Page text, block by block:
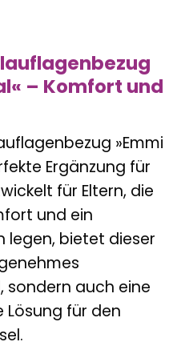
– Komfort und
»Emmi
Ergänzung für
für Eltern, die
und ein
legen, bietet dieser
sondern auch eine
Lösung für den